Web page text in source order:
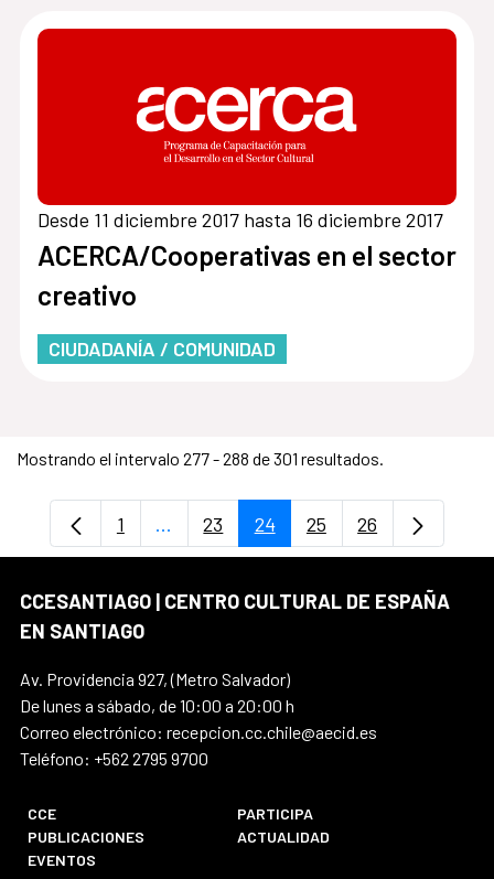
Desde 11 diciembre 2017 hasta 16 diciembre 2017
ACERCA/Cooperativas en el sector
creativo
CIUDADANÍA / COMUNIDAD
Mostrando el intervalo 277 - 288 de 301 resultados.
Página
1 ...Páginas intermedias Use TAB para
Página
23 Página
24 Página
25 Página
26
CCESANTIAGO | CENTRO CULTURAL DE ESPAÑA
EN SANTIAGO
Av. Providencia 927, (Metro Salvador)
De lunes a sábado, de 10:00 a 20:00 h
Correo electrónico: recepcion.cc.chile@aecid.es
Teléfono: +562 2795 9700
CCE
PARTICIPA
PUBLICACIONES
ACTUALIDAD
EVENTOS